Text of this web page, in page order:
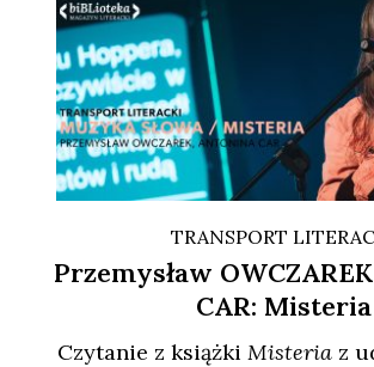
TRANSPORT
Przemysław
CAR: Misteria
Czy­ta­nie z książ­ki Miste­riaz